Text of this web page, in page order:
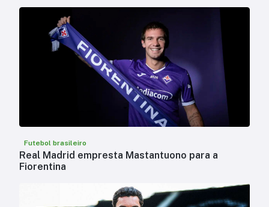
Futebol brasileiro
Real Madrid empresta Mastantuono para a
Fiorentina